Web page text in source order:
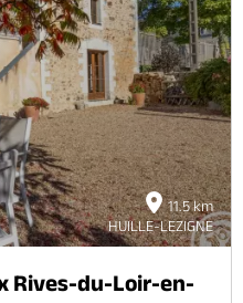
11.5 km
HUILLE-LEZIGNE
Rives-du-Loir-en-